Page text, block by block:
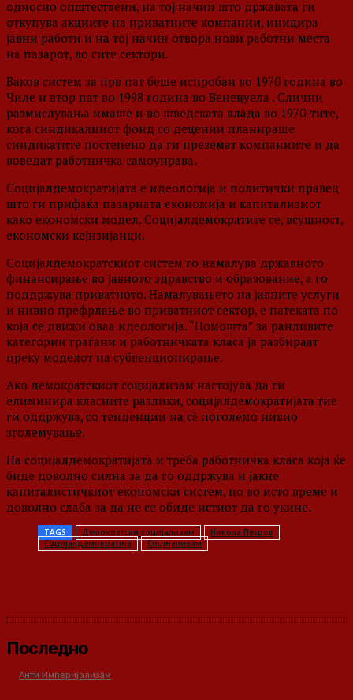
односно општествени, на тој начин што државата ги
откупува акциите на приватните компании, иницира
јавни работи и на тој начин отвора нови работни места
на пазарот, во сите сектори.
Ваков систем за прв пат беше испробан во 1970 година во
Чиле и втор пат во 1998 година во Венецуела . Слични
размислувања имаше и во шведската влада во 1970-тите,
кога синдикалниот фонд со децении планираше
синдикатите постепено да ги преземат компаниите и да
воведат работничка самоуправа.
Социјалдемократијата е идеологија и политички правец
што ги прифаќа пазарната економија и капитализмот
како економски модел. Социјалдемократите се, всушност,
економски кејнзијанци.
Социјалдемократскиот систем го намалува државното
финансирање во јавното здравство и образование, а го
поддржува приватното. Намалувањето на јавните услуги
и нивно префрлање во приватниот сектор, е патеката по
која се движи оваа идеологија. “Помошта” за ранливите
категории граѓани и работничката класа ја разбираат
преку моделот на субвенционирање.
Ако демократскиот социјализам настојува да ги
елиминира класните разлики, социјалдемократијата тие
ги оддржува, со тенденции на сѐ поголемо нивно
зголемување.
На социјалдемократијата и треба работничка класа која ќе
биде доволно силна за да го оддржува и јакне
капиталистичкиот економски систем, но во исто време и
доволно слаба за да не се обиде истиот да го укине.
TAGS Демократски социјализам
Никола Петров
Социјалдемократија
Социјализам
Последно
Анти Империјализам